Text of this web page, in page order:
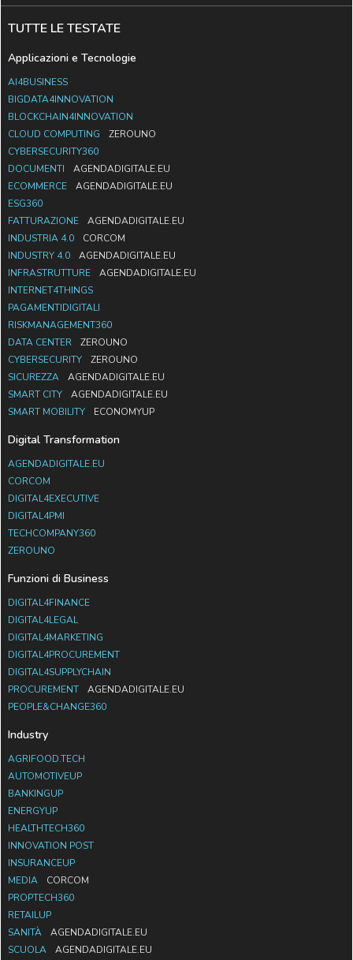
TUTTE LE TESTATE
Applicazioni e Tecnologie
AI4BUSINESS
BIGDATA4INNOVATION
BLOCKCHAIN4INNOVATION
CLOUD COMPUTING
ZEROUNO
CYBERSECURITY360
DOCUMENTI
AGENDADIGITALE.EU
ECOMMERCE
AGENDADIGITALE.EU
ESG360
FATTURAZIONE
AGENDADIGITALE.EU
INDUSTRIA 4.0
CORCOM
INDUSTRY 4.0
AGENDADIGITALE.EU
INFRASTRUTTURE
AGENDADIGITALE.EU
INTERNET4THINGS
PAGAMENTIDIGITALI
RISKMANAGEMENT360
DATA CENTER
ZEROUNO
CYBERSECURITY
ZEROUNO
SICUREZZA
AGENDADIGITALE.EU
SMART CITY
AGENDADIGITALE.EU
SMART MOBILITY
ECONOMYUP
Digital Transformation
AGENDADIGITALE.EU
CORCOM
DIGITAL4EXECUTIVE
DIGITAL4PMI
TECHCOMPANY360
ZEROUNO
Funzioni di Business
DIGITAL4FINANCE
DIGITAL4LEGAL
DIGITAL4MARKETING
DIGITAL4PROCUREMENT
DIGITAL4SUPPLYCHAIN
PROCUREMENT
AGENDADIGITALE.EU
PEOPLE&CHANGE360
Industry
AGRIFOOD.TECH
AUTOMOTIVEUP
BANKINGUP
ENERGYUP
HEALTHTECH360
INNOVATION POST
INSURANCEUP
MEDIA
CORCOM
PROPTECH360
RETAILUP
SANITÀ
AGENDADIGITALE.EU
SCUOLA
AGENDADIGITALE.EU